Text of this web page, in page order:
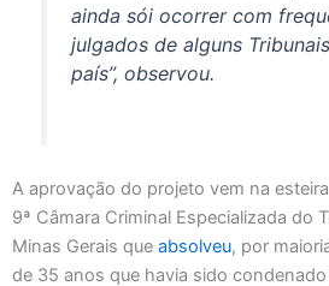
ainda sói ocorrer com
julgados de alguns
país”, observou.
A aprovação do projeto vem na
9ª Câmara Criminal Especializada do
Minas Gerais que absolveu, por
de 35 anos que havia sido